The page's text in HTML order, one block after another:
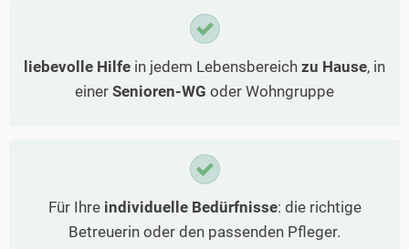
liebevolle Hilfe in jedem Lebensbereich zu Hause, in
einer Senioren-WG oder Wohngruppe
Für Ihre individuelle Bedürfnisse: die richtige
Betreuerin oder den passenden Pfleger.